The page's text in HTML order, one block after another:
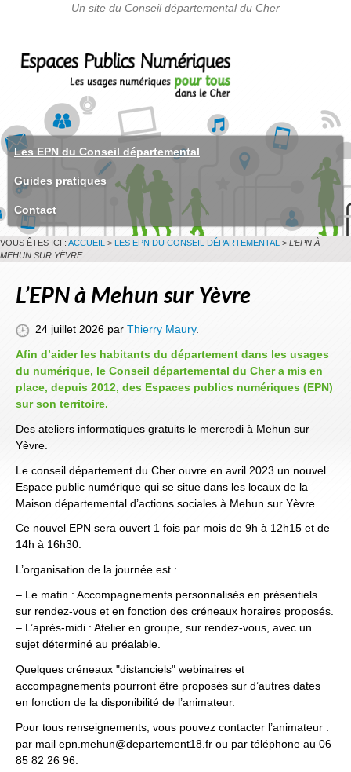
Les EPN du Conseil départemental
Guides pratiques
Contact
VOUS ÊTES ICI : ACCUEIL > LES EPN DU CONSEIL DÉPARTEMENTAL > L’EPN À
MEHUN SUR YÈVRE
L’EPN à Mehun sur Yèvre
24 juillet 2026 par Thierry Maury.
Afin d’aider les habitants du département dans les usages
du numérique, le Conseil départemental du Cher a mis en
place, depuis 2012, des Espaces publics numériques (EPN)
sur son territoire.
Des ateliers informatiques gratuits le mercredi à Mehun sur
Yèvre.
Le conseil département du Cher ouvre en avril 2023 un nouvel
Espace public numérique qui se situe dans les locaux de la
Maison départemental d’actions sociales à Mehun sur Yèvre.
Ce nouvel EPN sera ouvert 1 fois par mois de 9h à 12h15 et de
14h à 16h30.
L’organisation de la journée est :
– Le matin : Accompagnements personnalisés en présentiels
sur rendez-vous et en fonction des créneaux horaires proposés.
– L’après-midi : Atelier en groupe, sur rendez-vous, avec un
sujet déterminé au préalable.
Quelques créneaux "distanciels" webinaires et
accompagnements pourront être proposés sur d’autres dates
en fonction de la disponibilité de l’animateur.
Pour tous renseignements, vous pouvez contacter l’animateur :
par mail epn.mehun@departement18.fr ou par téléphone au 06
85 82 26 96.